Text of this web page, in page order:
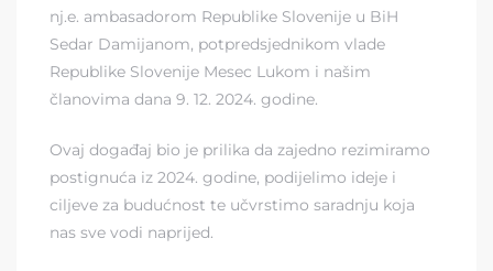
nj.e. ambasadorom Republike Slovenije u BiH
Sedar Damijanom, potpredsjednikom vlade
Republike Slovenije Mesec Lukom i našim
članovima dana 9. 12. 2024. godine.
Ovaj događaj bio je prilika da zajedno rezimiramo
postignuća iz 2024. godine, podijelimo ideje i
ciljeve za budućnost te učvrstimo saradnju koja
nas sve vodi naprijed.